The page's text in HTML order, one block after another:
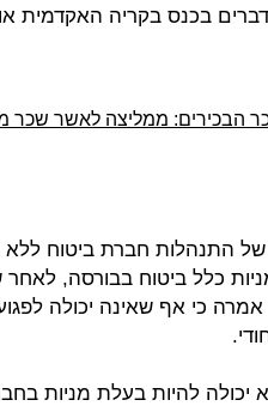
בכנס בקריה האקדמית
הבכירים: ממליצה לאשר שכר
התנהלות חברת ביטוח ללא
כלל ביטוח בבורסה,
כי אף שאינה יכולה
יכולה להיות בעלת מניות